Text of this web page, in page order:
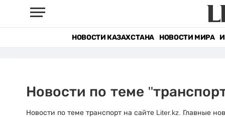
НОВОСТИ КАЗАХСТАНА НОВОСТИ МИРА
Новости по теме
Новости по теме транспорт на сайте Liter.kz. Главные